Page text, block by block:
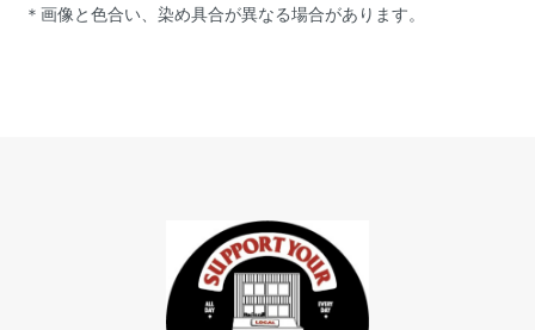
＊画像と色合い、染め具合が異なる場合があります。